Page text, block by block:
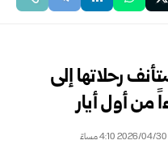
رحلاتها إلى
أول أيار